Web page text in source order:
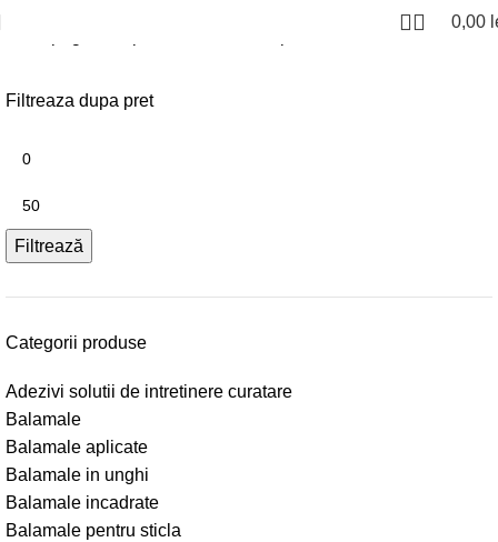
0,00
Filtreaza dupa pret
Filtrează
Categorii produse
Adezivi solutii de intretinere curatare
Balamale
Balamale aplicate
Balamale in unghi
Balamale incadrate
Balamale pentru sticla